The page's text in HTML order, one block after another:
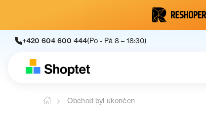
+420 604 600 444(Po - Pá 8 – 18:30)
Obchod byl ukončen